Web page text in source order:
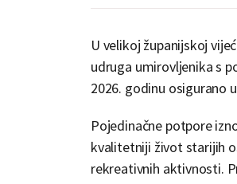
U velikoj županijskoj
udruga umirovljenika s
2026. godinu osigurano
Pojedinačne potpore
kvalitetniji život starijih
rekreativnih aktivnosti.